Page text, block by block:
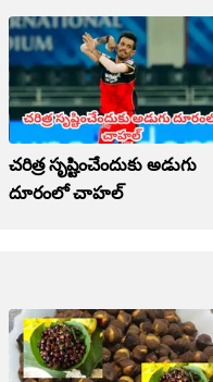
చరిత్ర సృష్టించేందుకు అడుగు
దూరంలో చాహల్